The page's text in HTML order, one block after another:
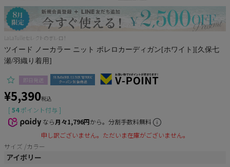
LaLaTulleセレクトのボレロ！
ツイード ノーカラー ニット ボレロカーディガン[ホワイト][久保七
瀬/羽織り着用]
即日発送
¥5,390税込
[54 ポイント付与 ]
なら月々1,796円から。分割手数料無料
申し訳ございません。ただいま在庫がございません。
サイズ カラー
アイボリー